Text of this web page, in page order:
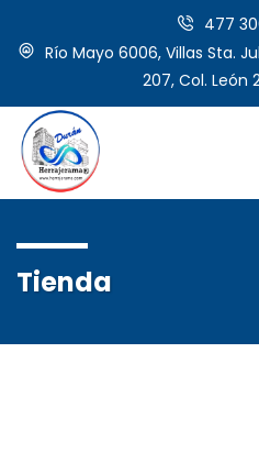
477
Río Mayo 6006, Villas Sta.
207, Col. León
Tienda